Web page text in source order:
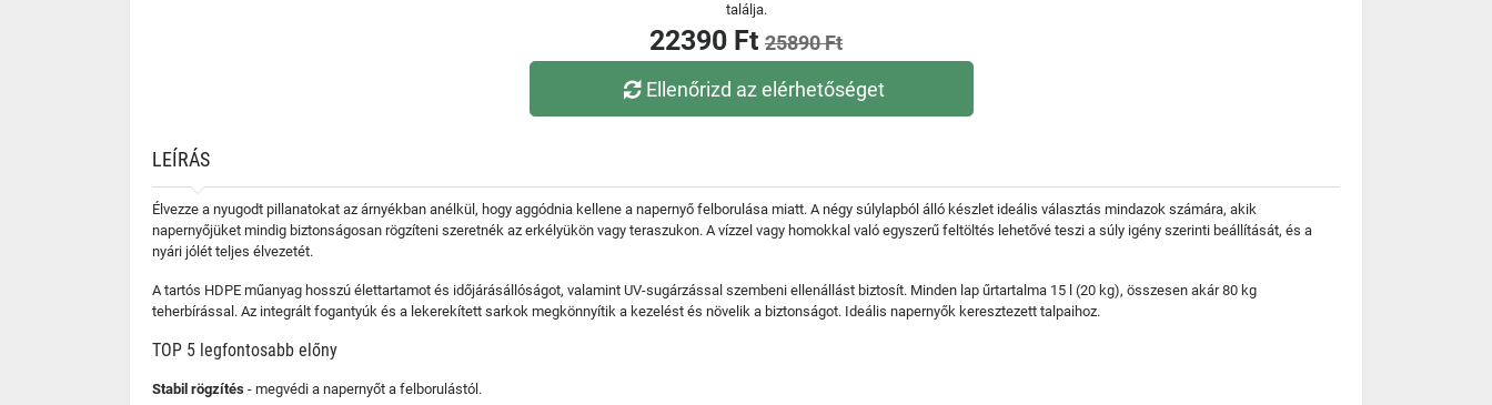
találja.
22390 Ft 25890 Ft
Ellenőrizd az elérhetőséget
LEÍRÁS
Élvezze a nyugodt pillanatokat az árnyékban anélkül, hogy aggódnia kellene a napernyő felborulása miatt. A négy súlylapból álló készlet ideális választás mindazok számára, akik
napernyőjüket mindig biztonságosan rögzíteni szeretnék az erkélyükön vagy teraszukon. A vízzel vagy homokkal való egyszerű feltöltés lehetővé teszi a súly igény szerinti beállítását, és a
nyári jólét teljes élvezetét.
A tartós HDPE műanyag hosszú élettartamot és időjárásállóságot, valamint UV-sugárzással szembeni ellenállást biztosít. Minden lap űrtartalma 15 l (20 kg), összesen akár 80 kg
teherbírással. Az integrált fogantyúk és a lekerekített sarkok megkönnyítik a kezelést és növelik a biztonságot. Ideális napernyők keresztezett talpaihoz.
TOP 5 legfontosabb előny
Stabil rögzítés - megvédi a napernyőt a felborulástól.